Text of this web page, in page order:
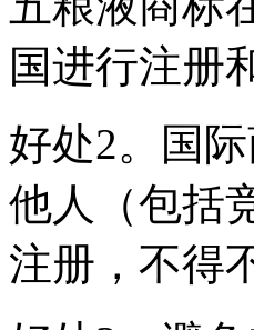
国进行注册
好处2。国
他人（包括
注册，不得